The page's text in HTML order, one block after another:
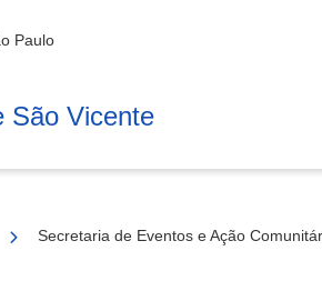
Paulo
São Vicente
Secretaria de Eventos e Ação